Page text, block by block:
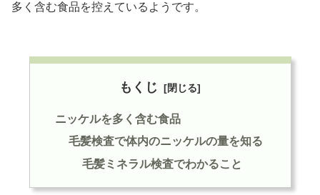
多く含む食品を控えているようです。
もくじ
ニッケルを多く含む食品
毛髪検査で体内のニッケルの量を知る
毛髪ミネラル検査でわかること